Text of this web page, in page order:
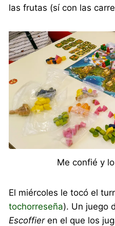
las frutas (sí con las
Me confié y
El miércoles le tocó el
tochorreseña). Un juego
Escoffieren el que los